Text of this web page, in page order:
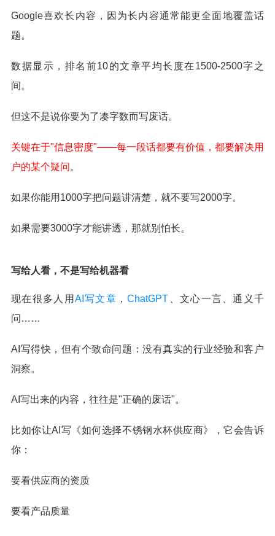
Google喜欢长内容，因为长内容通常能更全面地覆盖话
题。
数据显示，排名前10的文章平均长度在1500-2500字之
间。
但这不是说你要为了凑字数而写废话。
关键在于"信息密度"——每一段话都要有价值，都要解决用
户的某个疑问 。
如果你能用1000字把问题讲清楚，就不要写2000字。
如果需要3000字才能讲透，那就别怕长。
写给人看，不是写给机器看
现在很多人用 AI写文章 ，ChatGPT 、文心一言、通义千
问……
AI写得快，但有个致命问题：没有真实的行业经验和客户
洞察。
AI写出来的内容，往往是"正确的废话"。
比如你让AI写《如何选择不锈钢水杯供应商》，它会告诉
你：
要看供应商的资质
要看产品质量